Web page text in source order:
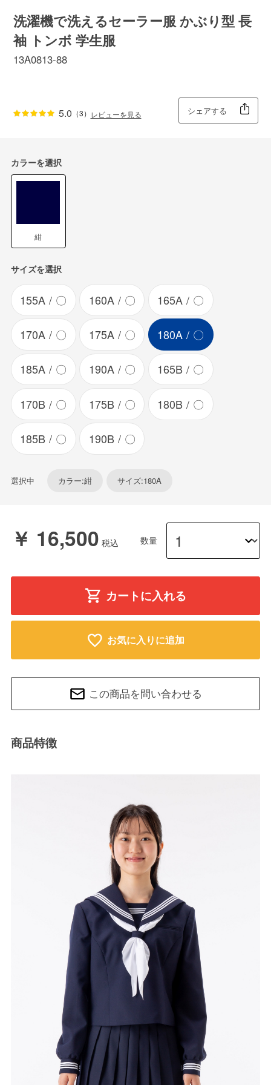
洗濯機で洗えるセーラー服 かぶり型 長
袖 トンボ 学生服
13A0813-88
5.0 （3） レビューを見る シェアする
カラーを選択
紺
サイズを選択
155A 〇 160A 〇 165A 〇
170A 〇 175A 〇 180A 〇
185A 〇 190A 〇 165B 〇
170B 〇 175B 〇 180B 〇
185B 〇 190B 〇
選択中 カラー:紺 サイズ:180A
￥ 16,500 数量
カートに入れる
お気に入りに追加
この商品を問い合わせる
商品特徴